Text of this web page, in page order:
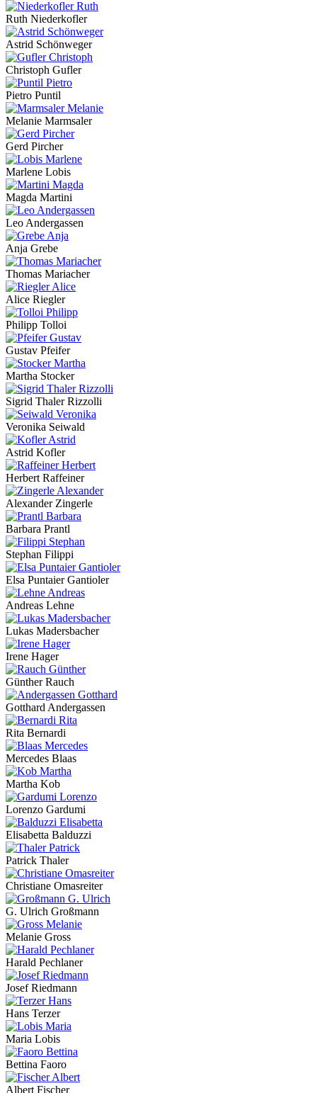
Ruth Niederkofler
Astrid Schönweger
Christoph Gufler
Pietro Puntil
Melanie Marmsaler
Gerd Pircher
Marlene Lobis
Magda Martini
Leo Andergassen
Anja Grebe
Thomas Mariacher
Alice Riegler
Philipp Tolloi
Gustav Pfeifer
Martha Stocker
Sigrid Thaler Rizzolli
Veronika Seiwald
Astrid Kofler
Herbert Raffeiner
Alexander Zingerle
Barbara Prantl
Stephan Filippi
Elsa Puntaier Gantioler
Andreas Lehne
Lukas Madersbacher
Irene Hager
Günther Rauch
Gotthard Andergassen
Rita Bernardi
Mercedes Blaas
Martha Kob
Lorenzo Gardumi
Elisabetta Balduzzi
Patrick Thaler
Christiane Omasreiter
G. Ulrich Großmann
Melanie Gross
Harald Pechlaner
Josef Riedmann
Hans Terzer
Maria Lobis
Bettina Faoro
Albert Fischer